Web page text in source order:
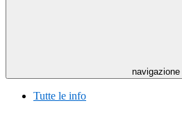
navigazione
Tutte le info